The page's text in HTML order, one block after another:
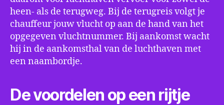
heen- als de terugweg. Bij de terugreis volgt je
chauffeur jouw vlucht op aan de hand van het
opgegeven vluchtnummer. Bij aankomst wacht
hij in de aankomsthal van de luchthaven met
een naambordje.
De voordelen op een rijtje